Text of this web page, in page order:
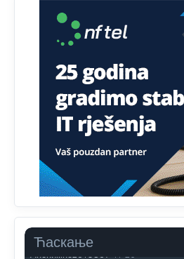
Ћаскање
pusti ih ciganija...pocetkom ovog
Radovana i Ratka kaki su oni
besjedi znam ja dobro sta je bilo
Proguglajte
Анонимно2810587 11:21
O kako su cudni lvi ljudi,uzeli bi
svima fajem,radujem se tudjoj
na iso ce mjesto leci!
Анонимно2810587
11:24